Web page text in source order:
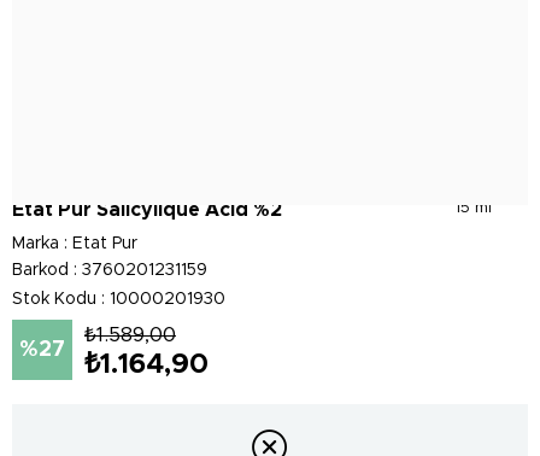
15 ml
Etat Pur Salicylique Acid %2
Marka : Etat Pur
Barkod : 3760201231159
Stok Kodu
10000201930
27
₺1.589,00
₺1.164,90